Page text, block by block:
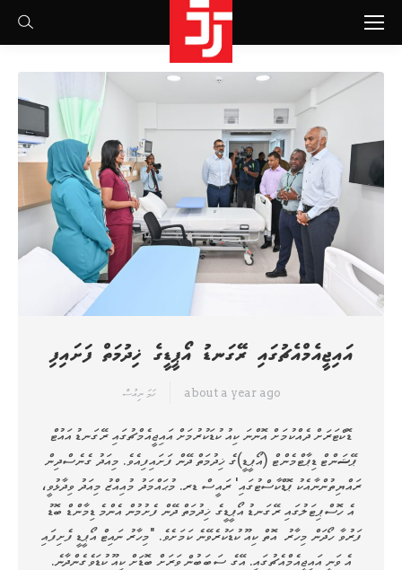
Search:
އައިޖީއެމްއެޗުގައި ރޭގަނޑު އޯޕީޑީގެ ޚިދުމަތް ފަށައިފި
ހަމަ ނިއުސް about a year ago
ޑޮކްޓަރަށް ދެއްކުމަށް އޮންނަ ކިއު ކުޑަކުރުމަށް އައިޖީއެމްޗުގައި ރޭގަނޑު އައުޓް
ޕޭޝަންޓް ޑިޕާޓްމެންޓް (އޯޕީޑީ)ގެ ޚިދުމަތް ދޭން ފަށައިފިއެވެ. މިއަދު ގެނެސްދިން
ރައްޔިތުންނާއެކު ޕޮޑްކާސްޓުގައި' ރައީސް ޑރ. މުޙައްމަދު މުއިއްޒު މިއަދު ވިދާޅުވީ،
އެ ހޮސްޕިޓަލުގައި ރޭގަނޑު އޯޕީޑީގެ ޚިދުމަތް ދޭން ފެށުމުން އެންމެ ޑިމާންޑް ބޮޑު
ފަރުވާ ހޯދަން މިހާރު އޮތް ކިއޫ ކުޑަކުރެވޭނެ ކަމަށެވެ. "މިހާރު ނައިޓް އޯޕީޑީ ފެށިފައި
އެ ވަނީ އައިޖީއެމްއެޗުގައި. އޭގެ ސަބަބުން ވަރަށް ބޮޑަށް ކިއޫ ކުޑަވެގެންދާނެ.